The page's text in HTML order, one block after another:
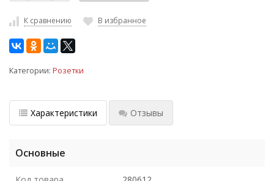
К сравнению В избранное
Категории: Розетки
Характеристики Отзывы
Основные